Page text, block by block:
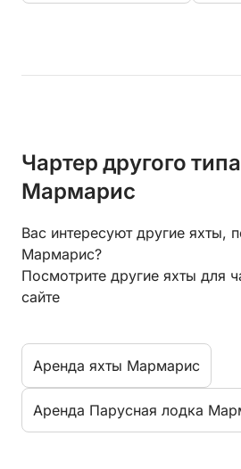
Чартер другого
Мармарис
Вас интересуют другие яхты,
Мармарис?
Посмотрите другие яхты для
сайте
Aренда яхты Мармарис
Aренда Парусная лодка